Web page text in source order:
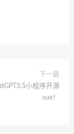
下一篇
小程序开源
vue！